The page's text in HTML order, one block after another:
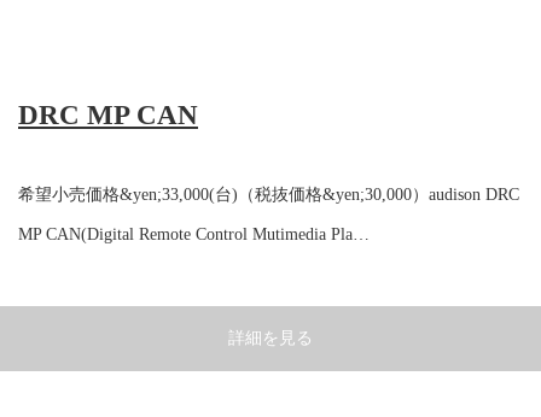
DRC MP CAN
希望小売価格&yen;33,000(台)（税抜価格&yen;30,000）audison DRC
MP CAN(Digital Remote Control Mutimedia Pla…
詳細を見る